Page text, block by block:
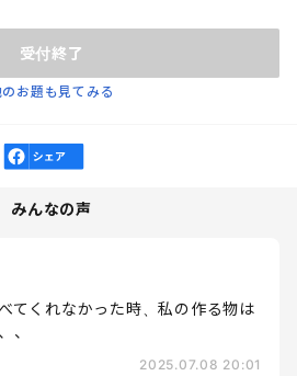
受付終了
のお題も見てみる
みんなの声
てくれなかった時、私の作る物は
、
2025.07.08 20:01